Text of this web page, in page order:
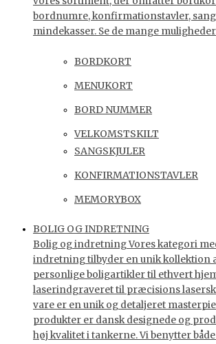
bordnumre, konfirmationstavler,
mindekasser. Se de mange
BORDKORT
MENUKORT
BORD NUMMER
VELKOMSTSKILT
SANGSKJULER
KONFIRMATIONSTAVLER
MEMORYBOX
BOLIG OG INDRETNING
Bolig og indretning Vores kategori
indretning tilbyder en unik kollektion
personlige boligartikler til ethvert
laserindgraveret til præcisions
vare er en unik og detaljeret
produkter er dansk designede og
høj kvalitet i tankerne. Vi benytter